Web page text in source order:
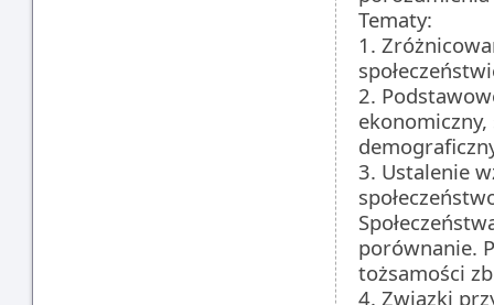
Tematy:
1.
2.
3. Ustalenie
porównanie.
tożsamości
4. Związki